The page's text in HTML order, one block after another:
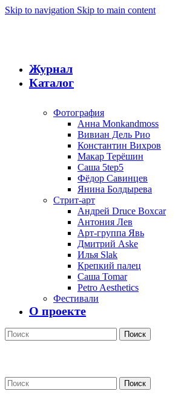
Skip to navigation Skip to main content
Журнал
Каталог
Фотография
Анна Monkandmoss
Вивиан Дель Рио
Константин Вихров
Макар Терёшин
Саша 5tep5
Фёдор Савинцев
Янина Болдырева
Стрит-арт
Андрей Druce Boxcar
Антония Лев
Арт-группа Явь
Дмитрий Aske
Илья Slak
Крепкий палец
Саша Tomar
Petro Aesthetics
Фестивали
О проекте
Поиск
Поиск